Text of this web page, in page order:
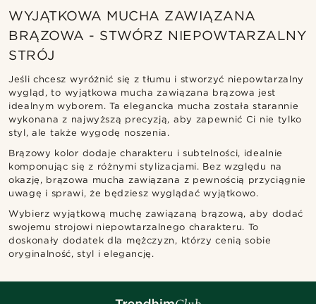
WYJĄTKOWA MUCHA ZAWIĄZANA
BRĄZOWA - STWÓRZ NIEPOWTARZALNY
STRÓJ
Jeśli chcesz wyróżnić się z tłumu i stworzyć niepowtarzalny
wygląd, to wyjątkowa mucha zawiązana brązowa jest
idealnym wyborem. Ta elegancka mucha została starannie
wykonana z najwyższą precyzją, aby zapewnić Ci nie tylko
styl, ale także wygodę noszenia.
Brązowy kolor dodaje charakteru i subtelności, idealnie
komponując się z różnymi stylizacjami. Bez względu na
okazję, brązowa mucha zawiązana z pewnością przyciągnie
uwagę i sprawi, że będziesz wyglądać wyjątkowo.
Wybierz wyjątkową muchę zawiązaną brązową, aby dodać
swojemu strojowi niepowtarzalnego charakteru. To
doskonały dodatek dla mężczyzn, którzy cenią sobie
oryginalność, styl i elegancję.